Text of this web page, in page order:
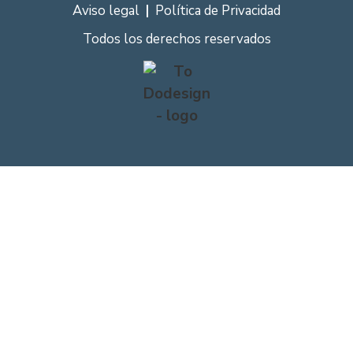
Aviso legal
Política de Privacidad
Todos los derechos reservados